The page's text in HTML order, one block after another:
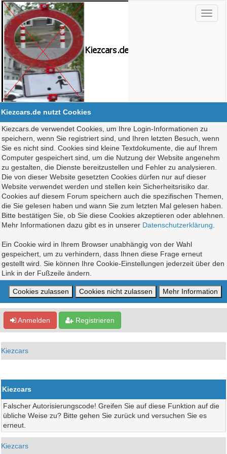
Kiezcars.de nutzt Cookies
Kiezcars.de verwendet Cookies, um Ihre Login-Informationen zu
speichern, wenn Sie registriert sind, und Ihren letzten Besuch, wenn
Sie es nicht sind. Cookies sind kleine Textdokumente, die auf Ihrem
Computer gespeichert sind, um die Nutzung der Website angenehm
zu gestalten, die Dienste bereitzustellen und Fehler zu analysieren.
Die von dieser Website gesetzten Cookies dürfen nur auf dieser
Website verwendet werden und stellen kein Sicherheitsrisiko dar.
Cookies auf diesem Forum speichern auch die spezifischen Themen,
die Sie gelesen haben und wann Sie zum letzten Mal gelesen haben.
Bitte bestätigen Sie, ob Sie diese Cookies akzeptieren oder ablehnen.
Mehr Informationen dazu gibt es in unserer Datenschutzerklärung
Ein Cookie wird in Ihrem Browser unabhängig von der Wahl
gespeichert, um zu verhindern, dass Ihnen diese Frage erneut
gestellt wird. Sie können Ihre Cookie-Einstellungen jederzeit über den
Link in der Fußzeile ändern.
Anmelden Registrieren
Kiezcars
Kiezcars
Falscher Autorisierungscode! Greifen Sie auf diese Funktion auf die
übliche Weise zu? Bitte gehen Sie zurück und versuchen Sie es
erneut.
Kiezcars